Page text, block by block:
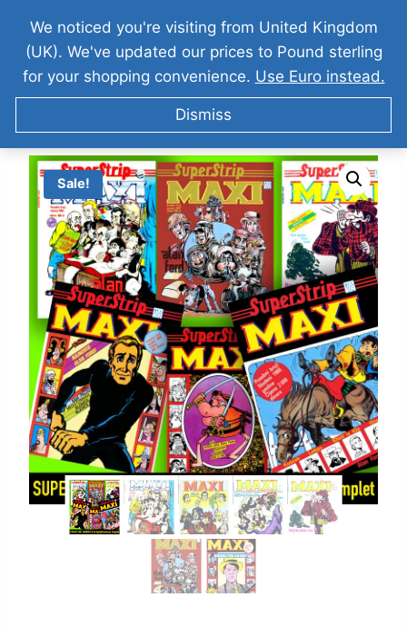
Sale!
We noticed you're visiting from United Kingdom
(UK). We've updated our prices to Pound sterling
for your shopping convenience. Use Euro instead.
Dismiss